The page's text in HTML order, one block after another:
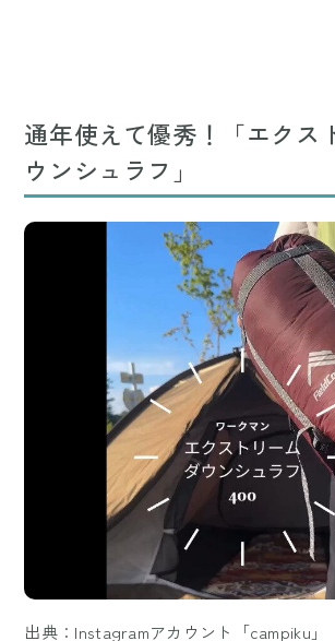
通年使えて優秀！「エクス
ウンシュラフ」
出典：Instagramアカウント「campiku」